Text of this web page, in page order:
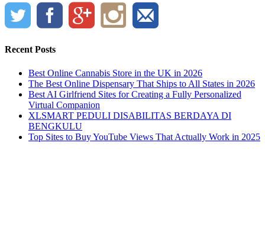
Recent Posts
Best Online Cannabis Store in the UK in 2026
The Best Online Dispensary That Ships to All States in 2026
Best AI Girlfriend Sites for Creating a Fully Personalized
Virtual Companion
XLSMART PEDULI DISABILITAS BERDAYA DI
BENGKULU
Top Sites to Buy YouTube Views That Actually Work in 2025